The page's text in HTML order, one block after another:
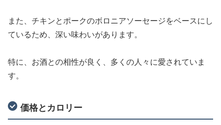
また、チキンとポークのボロニアソーセージをベースにし
ているため、深い味わいがあります。
特に、お酒との相性が良く、多くの人々に愛されていま
す。
価格とカロリー